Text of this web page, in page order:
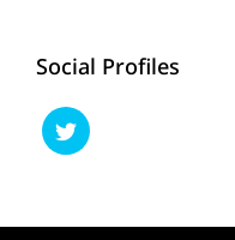
Social Profiles